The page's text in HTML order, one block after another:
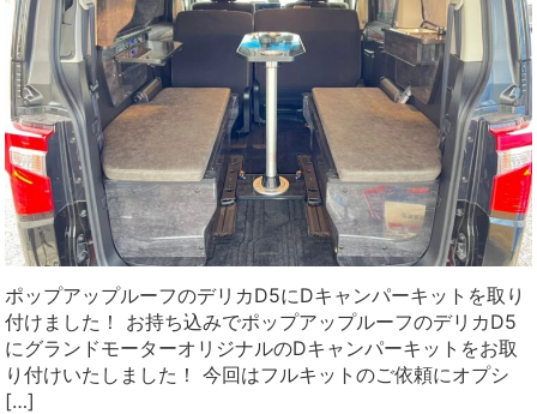
ポップアップルーフのデリカD5にDキャンパーキットを取り
付けました！ お持ち込みでポップアップルーフのデリカD5
にグランドモーターオリジナルのDキャンパーキットをお取
り付けいたしました！ 今回はフルキットのご依頼にオプシ
[…]